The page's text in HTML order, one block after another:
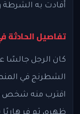
أفادت به الشرطة
تفاصيل
كان الرجل
الشطرنج في
اقترب منه شخص